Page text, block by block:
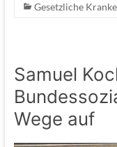
Gesetzliche
Samuel
Wege auf